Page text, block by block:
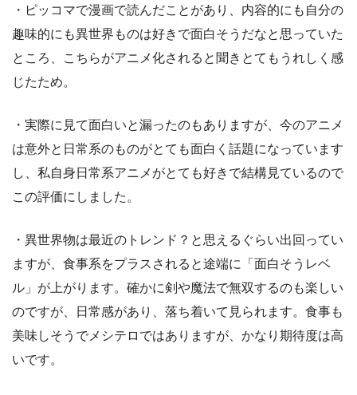
・ピッコマで漫画で読んだことがあり、内容的にも自分の
趣味的にも異世界ものは好きで面白そうだなと思っていた
ところ、こちらがアニメ化されると聞きとてもうれしく感
じたため。
・実際に見て面白いと漏ったのもありますが、今のアニメ
は意外と日常系のものがとても面白く話題になっています
し、私自身日常系アニメがとても好きで結構見ているので
この評価にしました。
・異世界物は最近のトレンド？と思えるぐらい出回ってい
ますが、食事系をプラスされると途端に「面白そうレベ
ル」が上がります。確かに剣や魔法で無双するのも楽しい
のですが、日常感があり、落ち着いて見られます。食事も
美味しそうでメシテロではありますが、かなり期待度は高
いです。